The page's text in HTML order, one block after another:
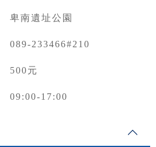
卑南遺址公園
089-233466#210
500元
09:00-17:00